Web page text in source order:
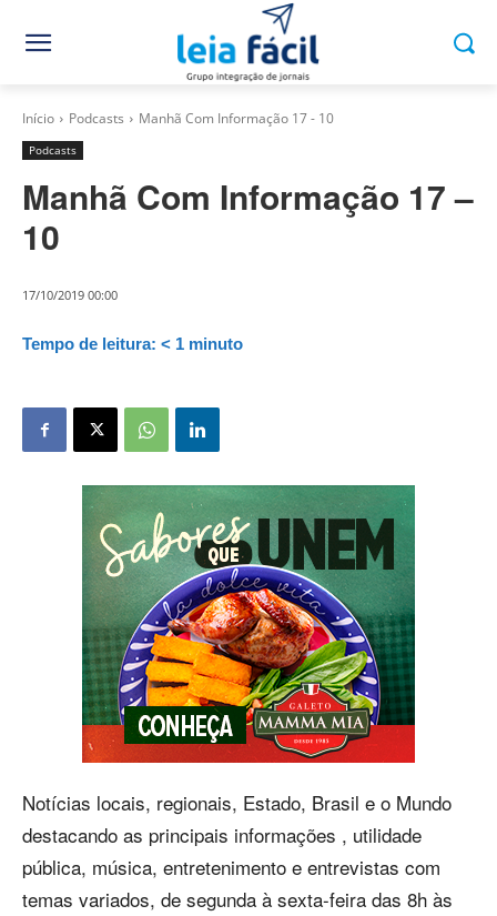
Início Podcasts Manhã Com Informação 17 - 10
Podcasts
Manhã Com Informação 17 –
10
17/10/2019 00:00
Tempo de leitura: < 1 minuto
Notícias locais, regionais, Estado, Brasil e o Mundo
destacando as principais informações , utilidade
pública, música, entretenimento e entrevistas com
temas variados, de segunda à sexta-feira das 8h às